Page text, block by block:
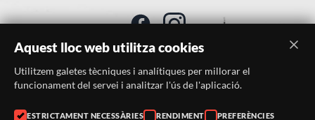
SUBSCRIU-TE AL BUTLLETÍ
Telèfon: 938046359
Aquest lloc web utilitza cookies
Utilitzem galetes tècniques i analítiques per millorar el
funcionament del servei i analitzar l'ús de l'aplicació.
ESTRICTAMENT NECESSÀRIES RENDIMENT PREFERÈNCIES